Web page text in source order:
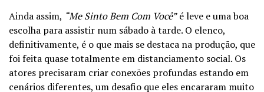
Ainda assim, “Me Sinto Bem Com Você”é leve e uma boa
escolha para assistir num sábado à tarde. O elenco,
definitivamente, é o que mais se destaca na produção, que
foi feita quase totalmente em distanciamento social. Os
atores precisaram criar conexões profundas estando em
cenários diferentes, um desafio que eles encararam muito